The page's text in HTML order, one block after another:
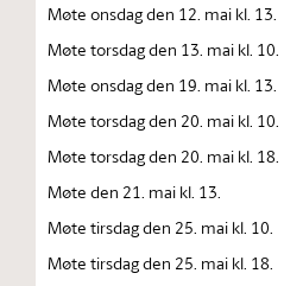
Møte onsdag den 12. mai kl. 13.
Møte torsdag den 13. mai kl. 10.
Møte onsdag den 19. mai kl. 13.
Møte torsdag den 20. mai kl. 10.
Møte torsdag den 20. mai kl. 18.
Møte den 21. mai kl. 13.
Møte tirsdag den 25. mai kl. 10.
Møte tirsdag den 25. mai kl. 18.